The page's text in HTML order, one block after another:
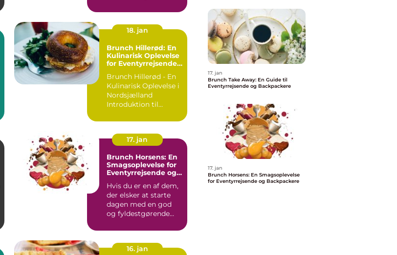
Denne artikel v...
18. jan
Brunch Hillerød: En
Kulinarisk Oplevelse
for Eventyrrejsende
Brunch Hillerød - En
Kulinarisk Oplevelse i
Nordsjælland
Introduktion til
17. jan
Brunch Horsens: En
Smagsoplevelse for
Eventyrrejsende og
Hvis du er en af dem,
der elsker at starte
dagen med en god
og fyldestgørende
...
16. jan
17. jan
Brunch Take Away: En Guide til
Eventyrrejsende og Backpackere
17. jan
Brunch Horsens: En Smagsoplevelse
for Eventyrrejsende og Backpackere